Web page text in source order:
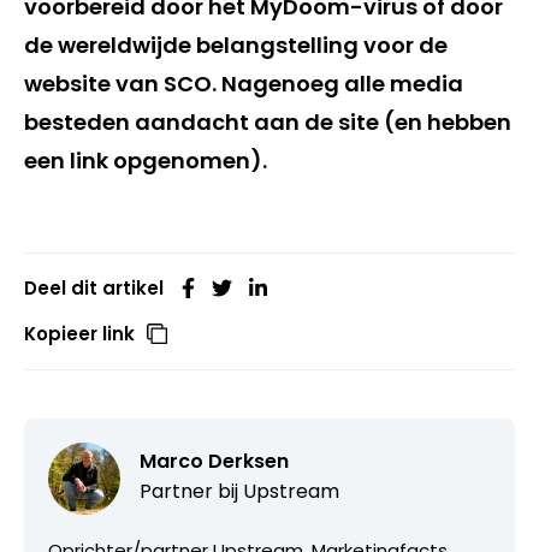
voorbereid door het MyDoom-virus of door
de wereldwijde belangstelling voor de
website van SCO. Nagenoeg alle media
besteden aandacht aan de site (en hebben
een link opgenomen).
Deel dit artikel
Kopieer link
Marco Derksen
Partner bij Upstream